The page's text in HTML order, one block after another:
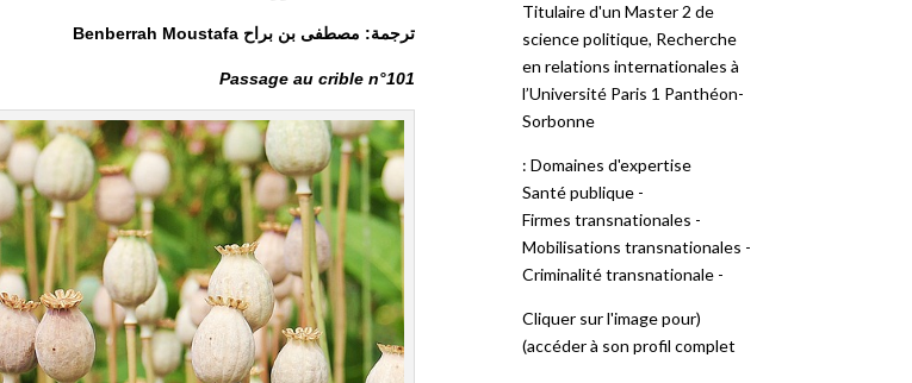
ترجمة: مصطفى بن براح Benberrah Moustafa
Passage au crible n°101
Titulaire d'un Master 2 de
science politique, Recherche
en relations internationales à
l’Université Paris 1 Panthéon-
Sorbonne
Domaines d'expertise :
- Santé publique
- Firmes transnationales
- Mobilisations transnationales
- Criminalité transnationale
(Cliquer sur l'image pour
accéder à son profil complet)